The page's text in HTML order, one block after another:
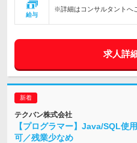
給与
※詳細はコンサルタントへ
求人詳
テクバン株式会社
【プログラマー】Java/SQL使
可／残業少なめ